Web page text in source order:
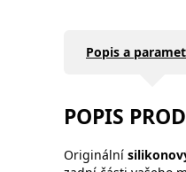
Popis a
POPIS
Originální